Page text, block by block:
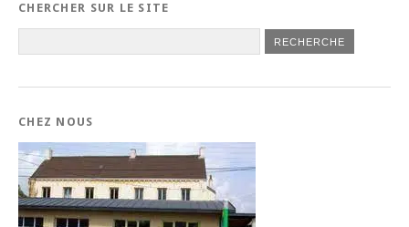
CHERCHER SUR LE SITE
CHEZ NOUS